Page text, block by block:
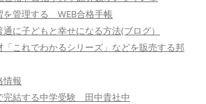
を管理する WEB合格手帳
に子どもと幸せになる方法(ブログ）
「これでわかるシリーズ」などを販売する邦
情報
完結する中学受験 田中貴社中